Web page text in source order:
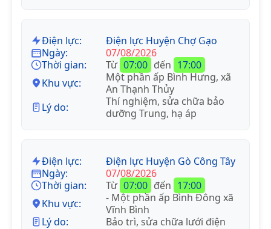
Điện lực:
Điện lực Huyện Chợ Gạo
Ngày:
07/08/2026
Thời gian:
Từ 07:00 đến 17:00
Khu vực:
Một phần ấp Bình Hưng, xã
An Thạnh Thủy
Lý do:
Thí nghiệm, sửa chữa bảo
dưỡng Trung, hạ áp
Điện lực:
Điện lực Huyện Gò Công Tây
Ngày:
07/08/2026
Thời gian:
Từ 07:00 đến 17:00
Khu vực:
- Một phần ấp Bình Đông xã
Vĩnh Bình
Lý do:
Bảo trì, sửa chữa lưới điện